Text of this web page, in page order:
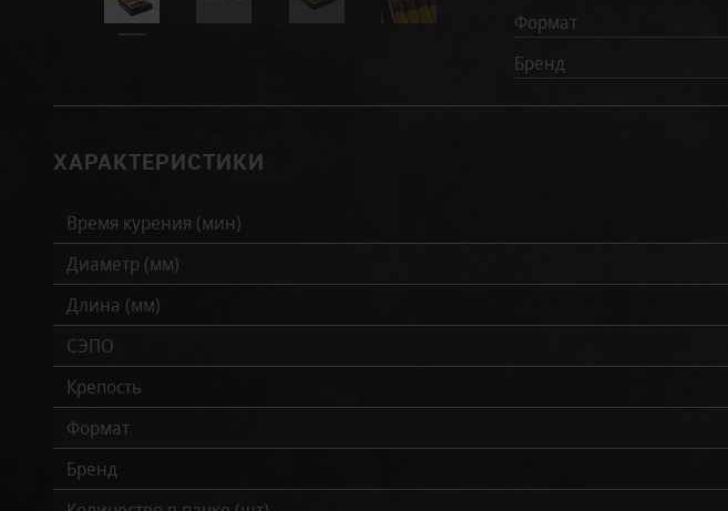
Формат
Бренд
ХАРАКТЕРИСТИКИ
Время курения (мин)
Диаметр (мм)
Длина (мм)
СЭПО
Крепость
Формат
Бренд